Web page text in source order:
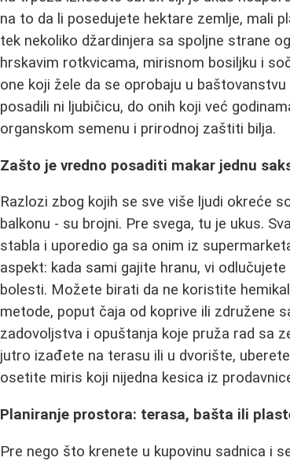
na to da li posedujete hektare zemlje, mali
tek nekoliko džardinjera sa spoljne strane
hrskavim rotkvicama, mirisnom bosiljku i
one koji žele da se oprobaju u
posadili ni ljubičicu, do onih koji već
organskom semenu i prirodnoj zaštiti bilja.
Zašto je vredno posaditi makar jednu
Razlozi zbog kojih se sve više ljudi okreće
balkonu - su brojni. Pre svega, tu je ukus.
stabla i uporedio ga sa onim iz
aspekt: kada sami gajite hranu, vi
bolesti. Možete birati da ne koristite
metode, poput čaja od koprive ili združene
zadovoljstva i opuštanja koje pruža rad sa
jutro izađete na terasu ili u dvorište,
osetite miris koji nijedna kesica iz
Planiranje prostora: terasa, bašta ili
Pre nego što krenete u kupovinu sadnica i